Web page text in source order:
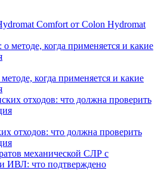
Comfort от Colon Hydromat
когда применяется и какие
отходов: что должна проверить